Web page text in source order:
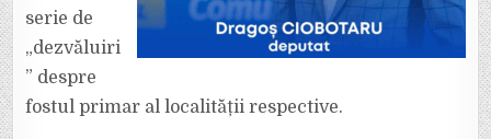
serie de
„dezvăluiri
” despre
fostul primar al localității respective.